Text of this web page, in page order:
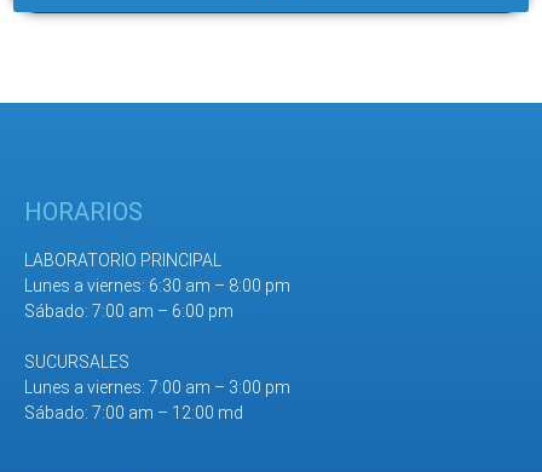
HORARIOS
LABORATORIO PRINCIPAL
Lunes a viernes: 6:30 am – 8:00 pm
Sábado: 7:00 am – 6:00 pm
SUCURSALES
Lunes a viernes: 7:00 am – 3:00 pm
Sábado: 7:00 am – 12:00 md